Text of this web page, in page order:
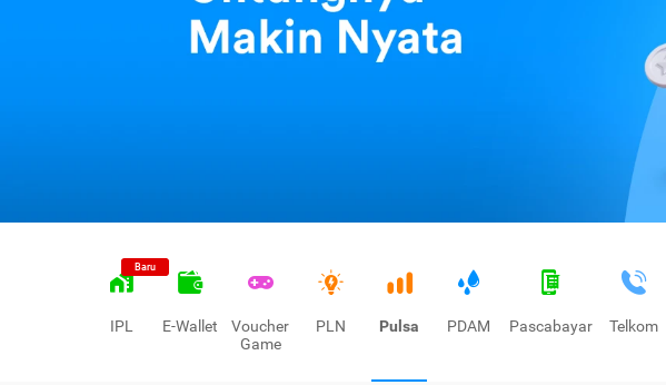
Baru
IPL E-Wallet
Voucher
Game
PLN Pulsa PDAM Pascabayar Telkom